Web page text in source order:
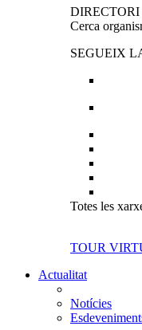
Cerca
SEGUEIX
Totes les
TOUR
Actualitat
Notícies